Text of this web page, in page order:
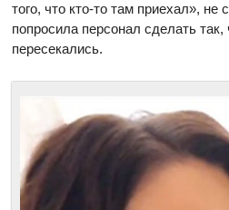
того, что кто-то там приехал»,
попросила персонал сделать
пересекались.